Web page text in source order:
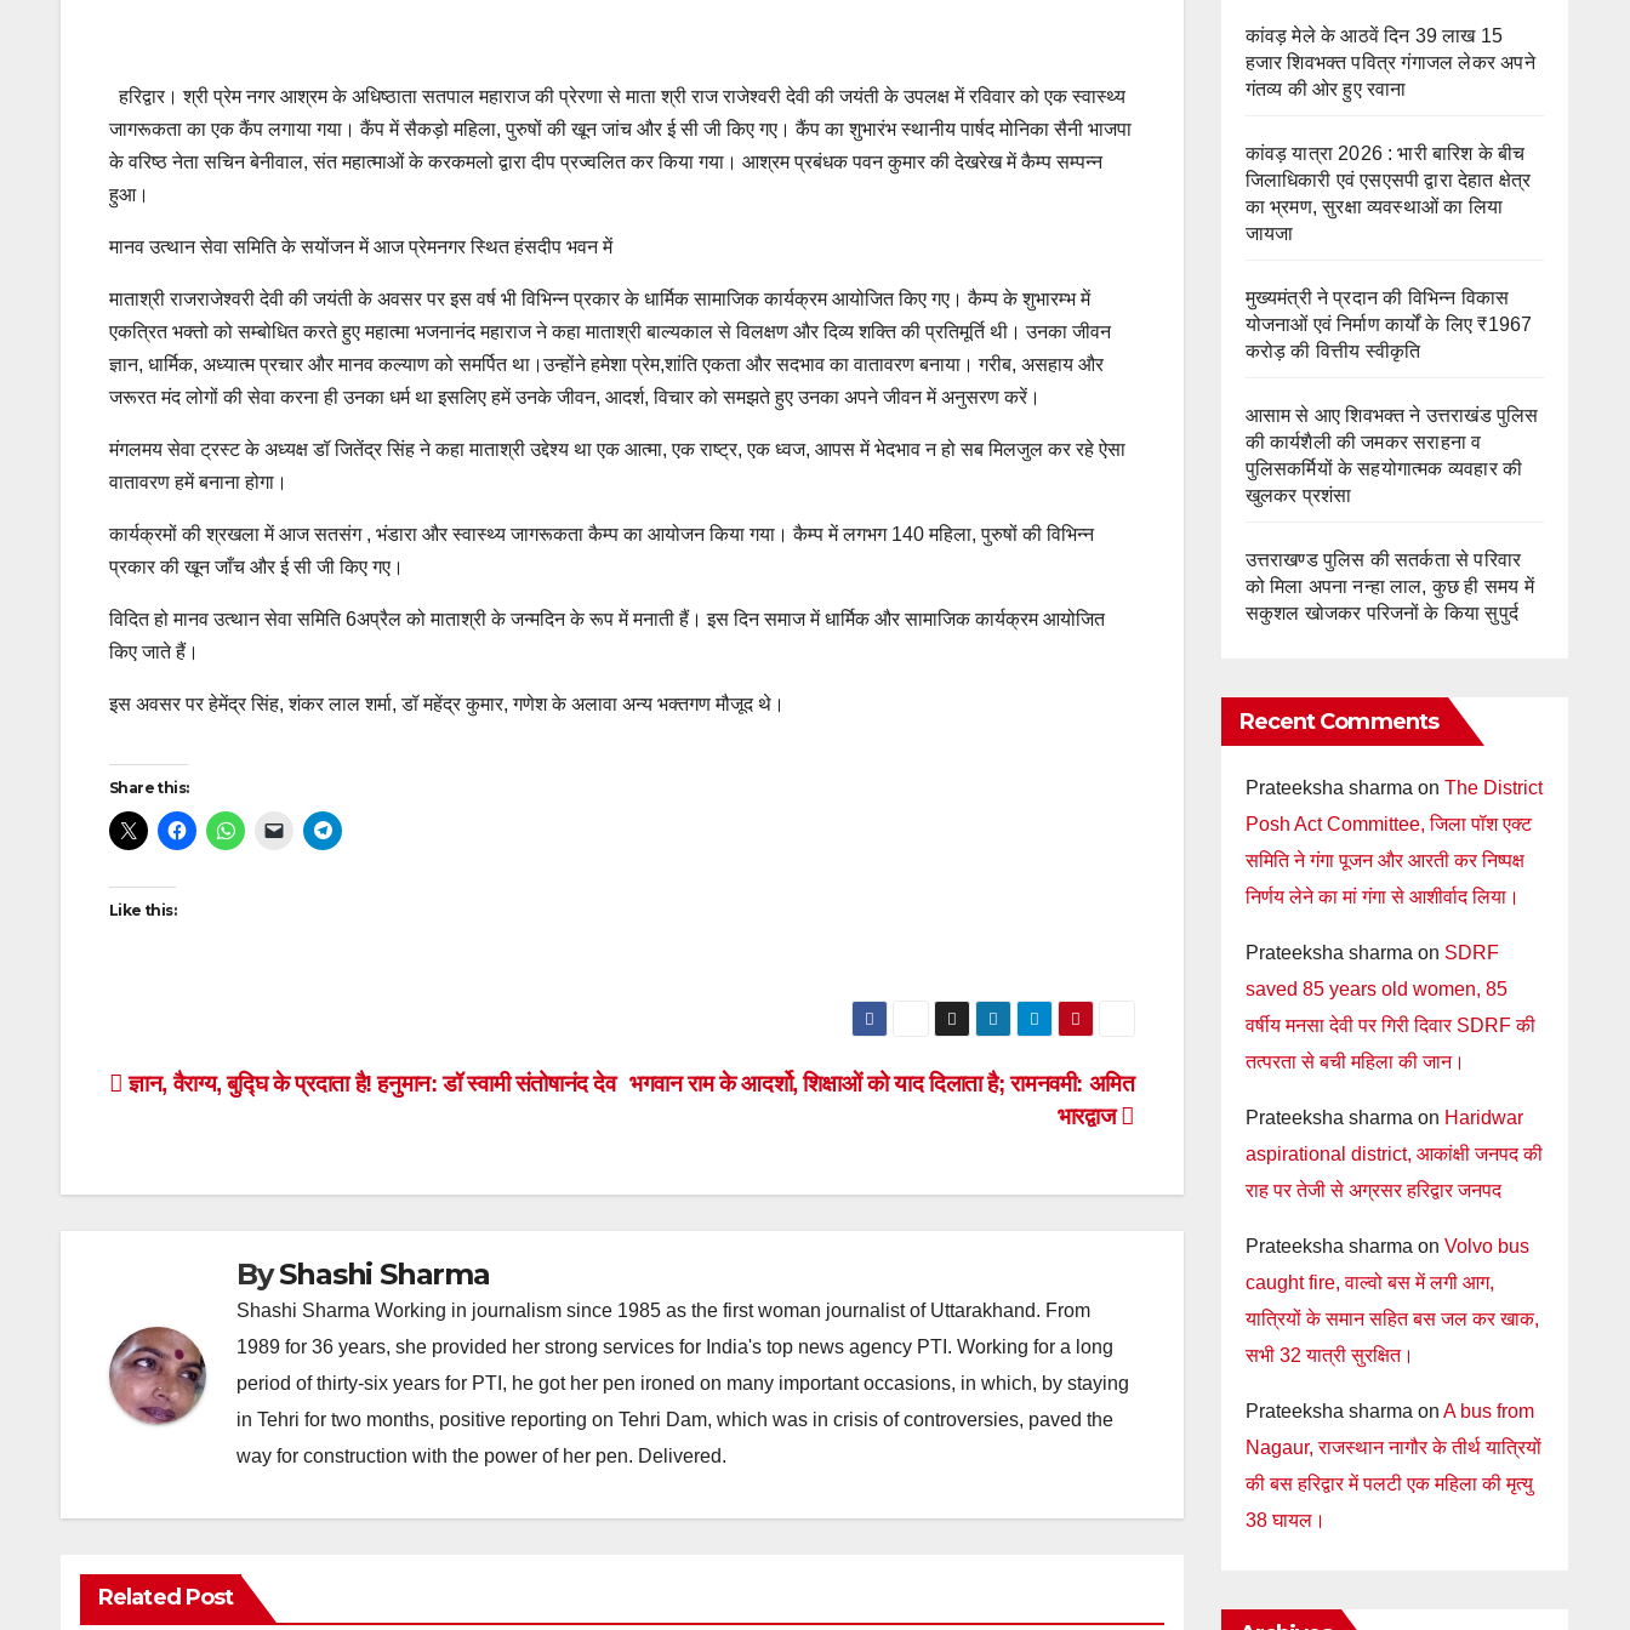
हरिद्वार। श्री प्रेम नगर आश्रम के अधिष्ठाता सतपाल महाराज की प्रेरणा से माता श्री राज राजेश्वरी देवी की जयंती के उपलक्ष में रविवार को एक स्वास्थ्य
जागरूकता का एक कैंप लगाया गया। कैंप में सैकड़ो महिला, पुरुषों की खून जांच और ई सी जी किए गए। कैंप का शुभारंभ स्थानीय पार्षद मोनिका सैनी भाजपा
के वरिष्ठ नेता सचिन बेनीवाल, संत महात्माओं के करकमलो द्वारा दीप प्रज्वलित कर किया गया। आश्रम प्रबंधक पवन कुमार की देखरेख में कैम्प सम्पन्न
हुआ।
मानव उत्थान सेवा समिति के सयोंजन में आज प्रेमनगर स्थित हंसदीप भवन में
माताश्री राजराजेश्वरी देवी की जयंती के अवसर पर इस वर्ष भी विभिन्न प्रकार के धार्मिक सामाजिक कार्यक्रम आयोजित किए गए। कैम्प के शुभारम्भ में
एकत्रित भक्तो को सम्बोधित करते हुए महात्मा भजनानंद महाराज ने कहा माताश्री बाल्यकाल से विलक्षण और दिव्य शक्ति की प्रतिमूर्ति थी। उनका जीवन
ज्ञान, धार्मिक, अध्यात्म प्रचार और मानव कल्याण को समर्पित था।उन्होंने हमेशा प्रेम,शांति एकता और सदभाव का वातावरण बनाया। गरीब, असहाय और
जरूरत मंद लोगों की सेवा करना ही उनका धर्म था इसलिए हमें उनके जीवन, आदर्श, विचार को समझते हुए उनका अपने जीवन में अनुसरण करें।
मंगलमय सेवा ट्रस्ट के अध्यक्ष डॉ जितेंद्र सिंह ने कहा माताश्री उद्देश्य था एक आत्मा, एक राष्ट्र, एक ध्वज, आपस में भेदभाव न हो सब मिलजुल कर रहे ऐसा
वातावरण हमें बनाना होगा।
कार्यक्रमों की श्रखला में आज सतसंग , भंडारा और स्वास्थ्य जागरूकता कैम्प का आयोजन किया गया। कैम्प में लगभग 140 महिला, पुरुषों की विभिन्न
प्रकार की खून जाँच और ई सी जी किए गए।
विदित हो मानव उत्थान सेवा समिति 6अप्रैल को माताश्री के जन्मदिन के रूप में मनाती हैं। इस दिन समाज में धार्मिक और सामाजिक कार्यक्रम आयोजित
किए जाते हैं।
इस अवसर पर हेमेंद्र सिंह, शंकर लाल शर्मा, डॉ महेंद्र कुमार, गणेश के अलावा अन्य भक्तगण मौजूद थे।
Continue
Reading
Share this:
Like this:
Post
भगवान राम के आदर्शो, शिक्षाओं को याद दिलाता है; रामनवमी: अमित
भारद्वाज
ज्ञान, वैराग्य, बुद्घि के प्रदाता है! हनुमान: डॉ स्वामी संतोषानंद देव
ByShashi Sharma
Shashi Sharma Working in journalism since 1985 as the first woman journalist of Uttarakhand. From
1989 for 36 years, she provided her strong services for India's top news agency PTI. Working for a long
period of thirty-six years for PTI, he got her pen ironed on many important occasions, in which, by staying
in Tehri for two months, positive reporting on Tehri Dam, which was in crisis of controversies, paved the
way for construction with the power of her pen. Delivered.
Related Post
कांवड़ मेले के आठवें दिन 39 लाख 15
हजार शिवभक्त पवित्र गंगाजल लेकर अपने
गंतव्य की ओर हुए रवाना
कांवड़ यात्रा 2026 : भारी बारिश के बीच
जिलाधिकारी एवं एसएसपी द्वारा देहात क्षेत्र
का भ्रमण, सुरक्षा व्यवस्थाओं का लिया
जायजा
मुख्यमंत्री ने प्रदान की विभिन्न विकास
योजनाओं एवं निर्माण कार्यों के लिए ₹1967
करोड़ की वित्तीय स्वीकृति
आसाम से आए शिवभक्त ने उत्तराखंड पुलिस
की कार्यशैली की जमकर सराहना व
पुलिसकर्मियों के सहयोगात्मक व्यवहार की
खुलकर प्रशंसा
उत्तराखण्ड पुलिस की सतर्कता से परिवार
को मिला अपना नन्हा लाल, कुछ ही समय में
सकुशल खोजकर परिजनों के किया सुपुर्द
Recent Comments
Prateeksha sharma on The District
Posh Act Committee, जिला पॉश एक्ट
समिति ने गंगा पूजन और आरती कर निष्पक्ष
निर्णय लेने का मां गंगा से आशीर्वाद लिया।
Prateeksha sharma on SDRF
saved 85 years old women, 85
वर्षीय मनसा देवी पर गिरी दिवार SDRF की
तत्परता से बची महिला की जान।
Prateeksha sharma on Haridwar
aspirational district, आकांक्षी जनपद की
राह पर तेजी से अग्रसर हरिद्वार जनपद
Prateeksha sharma on Volvo bus
caught fire, वाल्वो बस में लगी आग,
यात्रियों के समान सहित बस जल कर खाक,
सभी 32 यात्री सुरक्षित।
Prateeksha sharma on A bus from
Nagaur, राजस्थान नागौर के तीर्थ यात्रियों
की बस हरिद्वार में पलटी एक महिला की मृत्यु
38 घायल।